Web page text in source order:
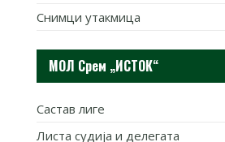
Снимци утакмица
МОЛ Срем „ИСТОК“
Састав лиге
Листа судија и делегата